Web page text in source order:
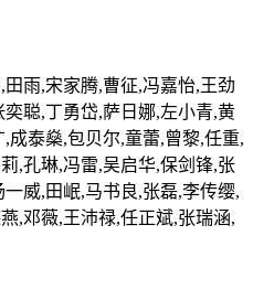
雨,宋家腾,曹征,冯嘉怡,王劲
聪,丁勇岱,萨日娜,左小青,黄
成泰燊,包贝尔,童蕾,曾黎,任重,
,孔琳,冯雷,吴启华,保剑锋,张
威,田岷,马书良,张磊,李传缨,
,邓薇,王沛禄,任正斌,张瑞涵,